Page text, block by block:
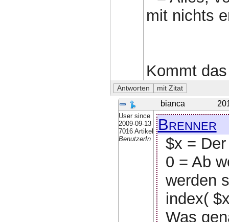
mit nichts
Kommt
bianca
User since
2009-09-13
7016 Artikel
BenutzerIn
Brenner
$x =
0 = Ab
werden
index(
Was